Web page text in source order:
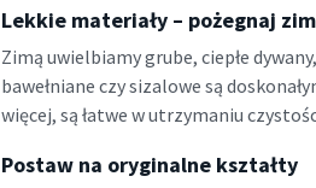
Lekkie materiały – pożegnaj
Zimą uwielbiamy grube, ciepłe
bawełniane czy sizalowe są
więcej, są łatwe w utrzymaniu
Postaw na oryginalne kształty